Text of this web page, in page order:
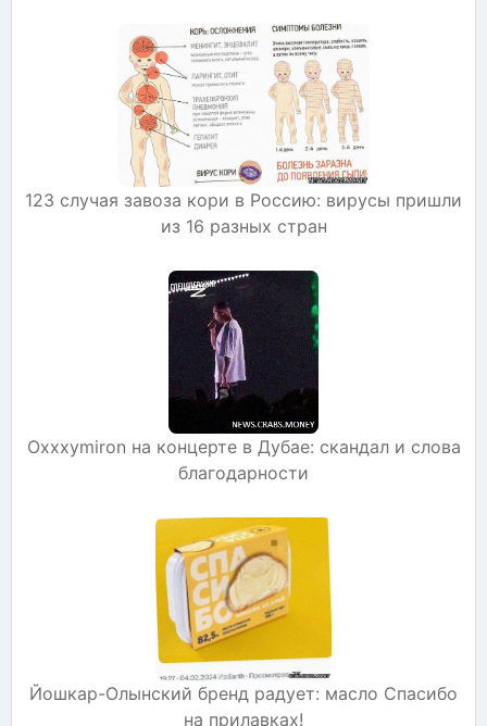
123 случая завоза кори в Россию: вирусы пришли
из 16 разных стран
Оxxxymiron на концерте в Дубае: скандал и слова
благодарности
Йошкар-Олынский бренд радует: масло Спасибо
на прилавках!